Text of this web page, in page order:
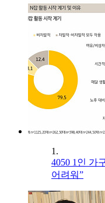
1.
4050 1인 가
어려워”